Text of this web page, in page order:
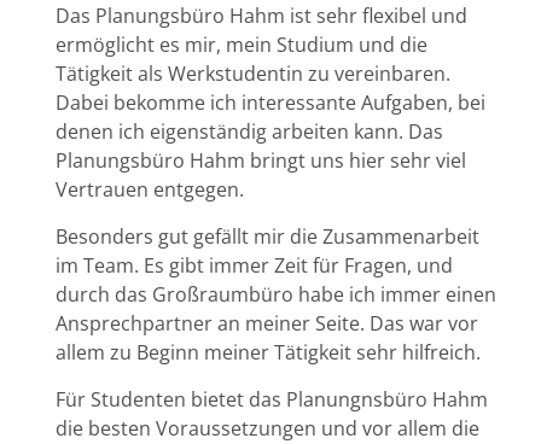
Das Planungsbüro Hahm ist sehr flexibel und
ermöglicht es mir, mein Studium und die
Tätigkeit als Werkstudentin zu vereinbaren.
Dabei bekomme ich interessante Aufgaben, bei
denen ich eigenständig arbeiten kann. Das
Planungsbüro Hahm bringt uns hier sehr viel
Vertrauen entgegen.
Besonders gut gefällt mir die Zusammenarbeit
im Team. Es gibt immer Zeit für Fragen, und
durch das Großraumbüro habe ich immer einen
Ansprechpartner an meiner Seite. Das war vor
allem zu Beginn meiner Tätigkeit sehr hilfreich.
Für Studenten bietet das Planungnsbüro Hahm
die besten Voraussetzungen und vor allem die